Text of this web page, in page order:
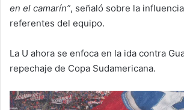
en el camarín”, señaló sobre la
referentes del equipo.
La U ahora se enfoca en la ida contra
repechaje de Copa Sudamericana.